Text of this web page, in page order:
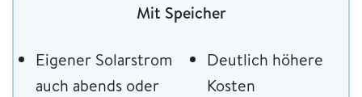
Mit Speicher
Eigener Solarstrom
auch abends oder
Deutlich höhere
Kosten